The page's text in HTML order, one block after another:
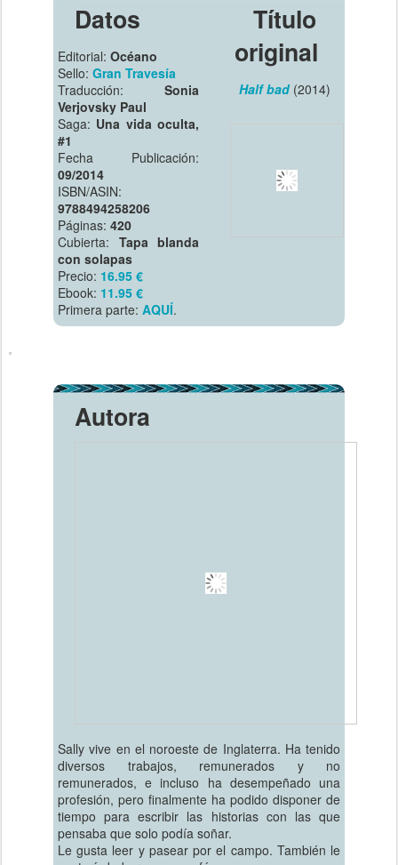
Datos
Editorial: Océano
Sello: Gran Travesía
Traducción: Sonia
Verjovsky Paul
Saga: Una vida oculta,
#1
Fecha Publicación:
09/2014
ISBN/ASIN:
9788494258206
Páginas: 420
Cubierta: Tapa blanda
con solapas
Precio: 16.95 €
Ebook: 11.95 €
Primera parte: AQUÍ.
Título
original
Half bad(2014)
Autora
Sally vive en el noroeste de Inglaterra. Ha tenido
diversos trabajos, remunerados y no
remunerados, e incluso ha desempeñado una
profesión, pero finalmente ha podido disponer de
tiempo para escribir las historias con las que
pensaba que solo podía soñar.
Le gusta leer y pasear por el campo. También le